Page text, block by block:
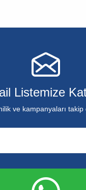
Listemize
ve kampanyaları takip